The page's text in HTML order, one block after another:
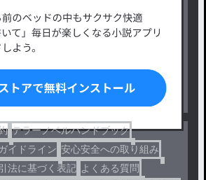
・公募
ス作品
ファンタジー・異世界・SF
ドラマ
テラーノベルハンドブック
イドライン 安心安全への取り組み
法に基づく表記 よくある質問